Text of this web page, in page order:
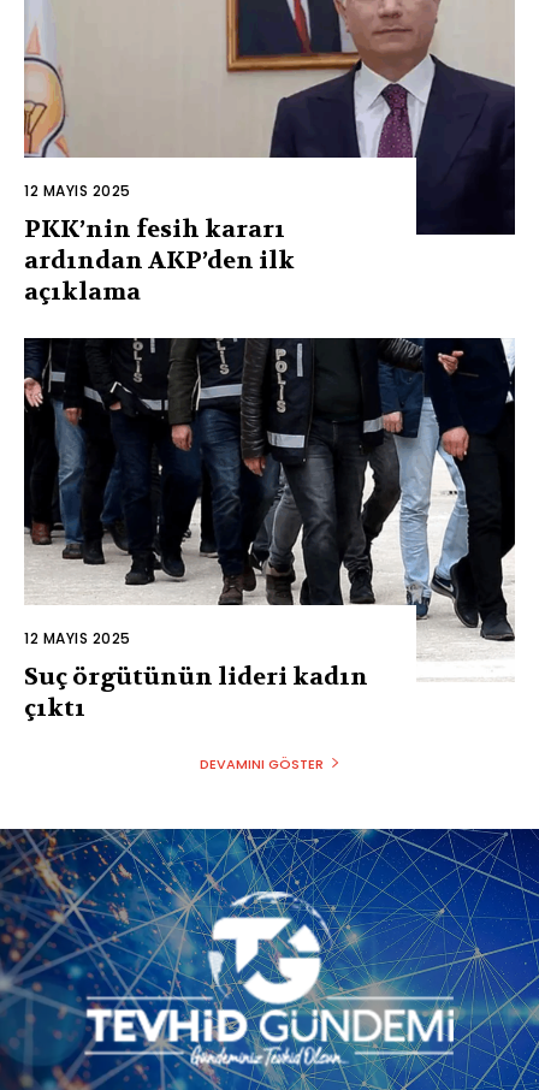
12 MAYIS 2025
PKK’nin fesih kararı
ardından AKP’den ilk
açıklama
12 MAYIS 2025
Suç örgütünün lideri kadın
çıktı
DEVAMINI GÖSTER